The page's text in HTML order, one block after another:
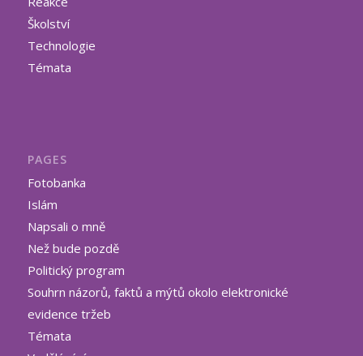
Školství
Technologie
Témata
PAGES
Fotobanka
Islám
Napsali o mně
Než bude pozdě
Politický program
Souhrn názorů, faktů a mýtů okolo elektronické
evidence tržeb
Témata